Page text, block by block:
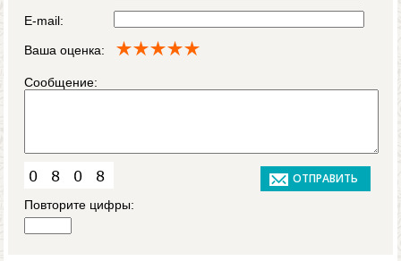
E-mail:
Ваша оценка:
Сообщение:
Повторите цифры: